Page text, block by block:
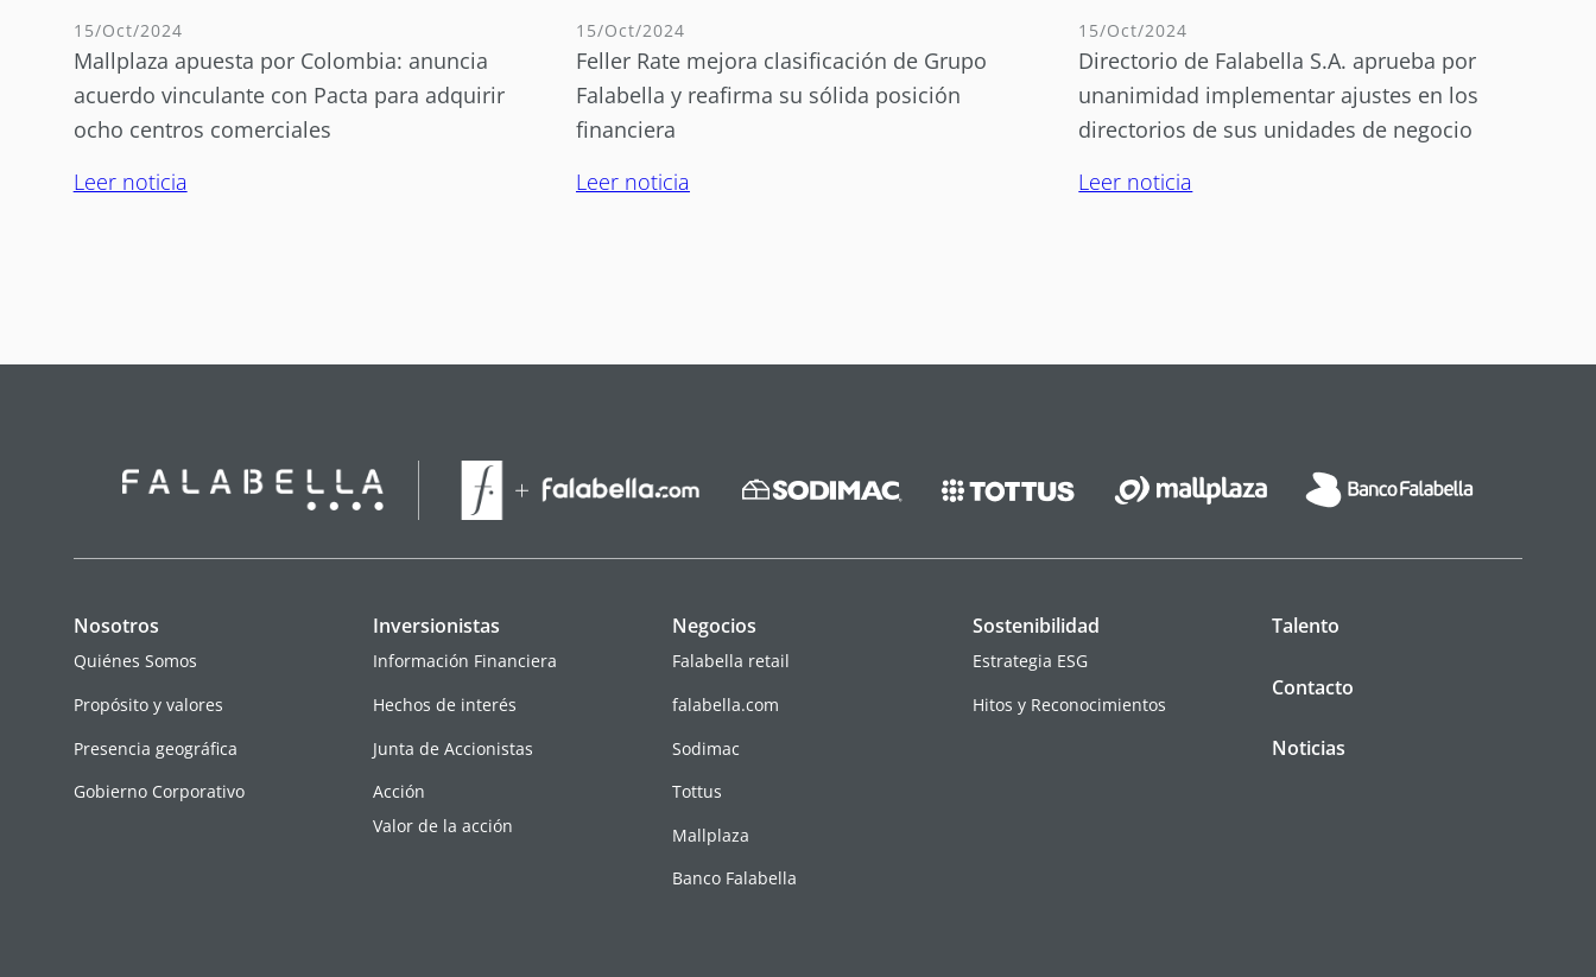
15/Oct/2024
Mallplaza apuesta por Colombia: anuncia
acuerdo vinculante con Pacta para adquirir
ocho centros comerciales
Leer noticia
15/Oct/2024
Feller Rate mejora clasificación de Grupo
Falabella y reafirma su sólida posición
financiera
Leer noticia
15/Oct/2024
Directorio de Falabella S.A. aprueba por
unanimidad implementar ajustes en los
directorios de sus unidades de negocio
Leer noticia
Nosotros
Quiénes Somos
Propósito y valores
Presencia geográfica
Gobierno Corporativo
Inversionistas
Información Financiera
Hechos de interés
Junta de Accionistas
Acción
Valor de la acción
Negocios
Falabella retail
falabella.com
Sodimac
Tottus
Mallplaza
Banco Falabella
Sostenibilidad
Estrategia ESG
Hitos y Reconocimientos
Talento
Contacto
Noticias